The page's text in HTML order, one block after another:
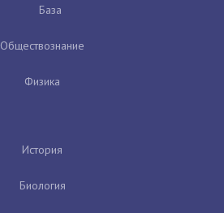
База
Обществознание
Физика
История
Биология